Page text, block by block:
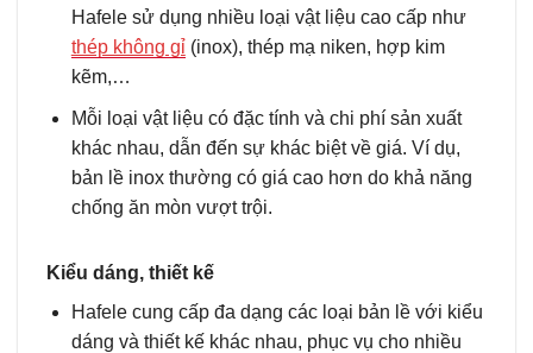
Hafele sử dụng nhiều loại vật liệu cao cấp như
thép không gỉ (inox), thép mạ niken, hợp kim
kẽm,…
Mỗi loại vật liệu có đặc tính và chi phí sản xuất
khác nhau, dẫn đến sự khác biệt về giá. Ví dụ,
bản lề inox thường có giá cao hơn do khả năng
chống ăn mòn vượt trội.
Kiểu dáng, thiết kế
Hafele cung cấp đa dạng các loại bản lề với kiểu
dáng và thiết kế khác nhau, phục vụ cho nhiều